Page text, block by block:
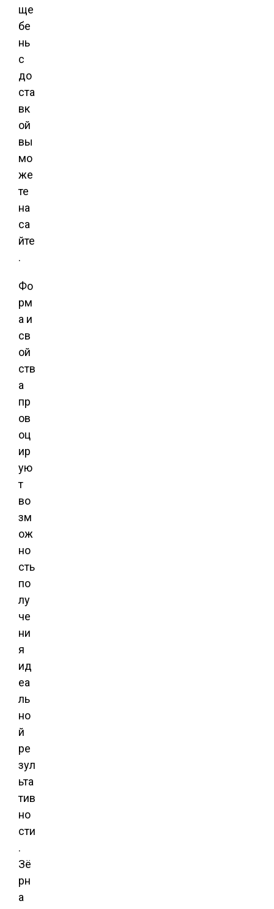
ще
бе
нь
с
до
ста
вк
ой
вы
мо
же
те
на
са
йте
.
Фо
рм
а и
св
ой
ств
а
пр
ов
оц
ир
ую
т
во
зм
ож
но
сть
по
лу
че
ни
я
ид
еа
ль
но
й
ре
зул
ьта
тив
но
сти
.
Зё
рн
а